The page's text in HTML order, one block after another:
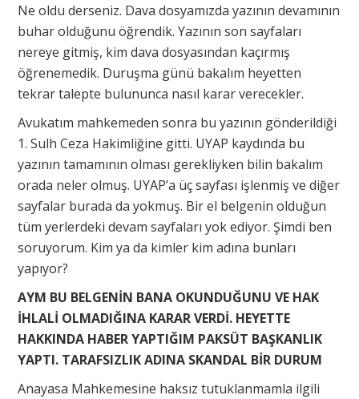
Ne oldu derseniz. Dava dosyamızda yazının devamının
buhar olduğunu öğrendik. Yazının son sayfaları
nereye gitmiş, kim dava dosyasından kaçırmış
öğrenemedik. Duruşma günü bakalım heyetten
tekrar talepte bulununca nasıl karar verecekler.
Avukatım mahkemeden sonra bu yazının gönderildiği
1. Sulh Ceza Hakimliğine gitti. UYAP kaydında bu
yazının tamamının olması gerekliyken bilin bakalım
orada neler olmuş. UYAP’a üç sayfası işlenmiş ve diğer
sayfalar burada da yokmuş. Bir el belgenin olduğun
tüm yerlerdeki devam sayfaları yok ediyor. Şimdi ben
soruyorum. Kim ya da kimler kim adına bunları
yapıyor?
AYM BU BELGENİN BANA OKUNDUĞUNU VE HAK
İHLALİ OLMADIĞINA KARAR VERDİ. HEYETTE
HAKKINDA HABER YAPTIĞIM PAKSÜT BAŞKANLIK
YAPTI. TARAFSIZLIK ADINA SKANDAL BİR DURUM
Anayasa Mahkemesine haksız tutuklanmamla ilgili